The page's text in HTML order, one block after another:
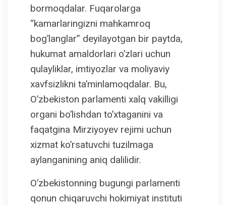
bormoqdalar. Fuqarolarga
“kamarlaringizni mahkamroq
bog’langlar” deyilayotgan bir paytda,
hukumat amaldorlari o’zlari uchun
qulayliklar, imtiyozlar va moliyaviy
xavfsizlikni ta’minlamoqdalar. Bu,
O’zbekiston parlamenti xalq vakilligi
organi bo’lishdan to’xtaganini va
faqatgina Mirziyoyev rejimi uchun
xizmat ko’rsatuvchi tuzilmaga
aylanganining aniq dalilidir.
O’zbekistonning bugungi parlamenti
qonun chiqaruvchi hokimiyat instituti